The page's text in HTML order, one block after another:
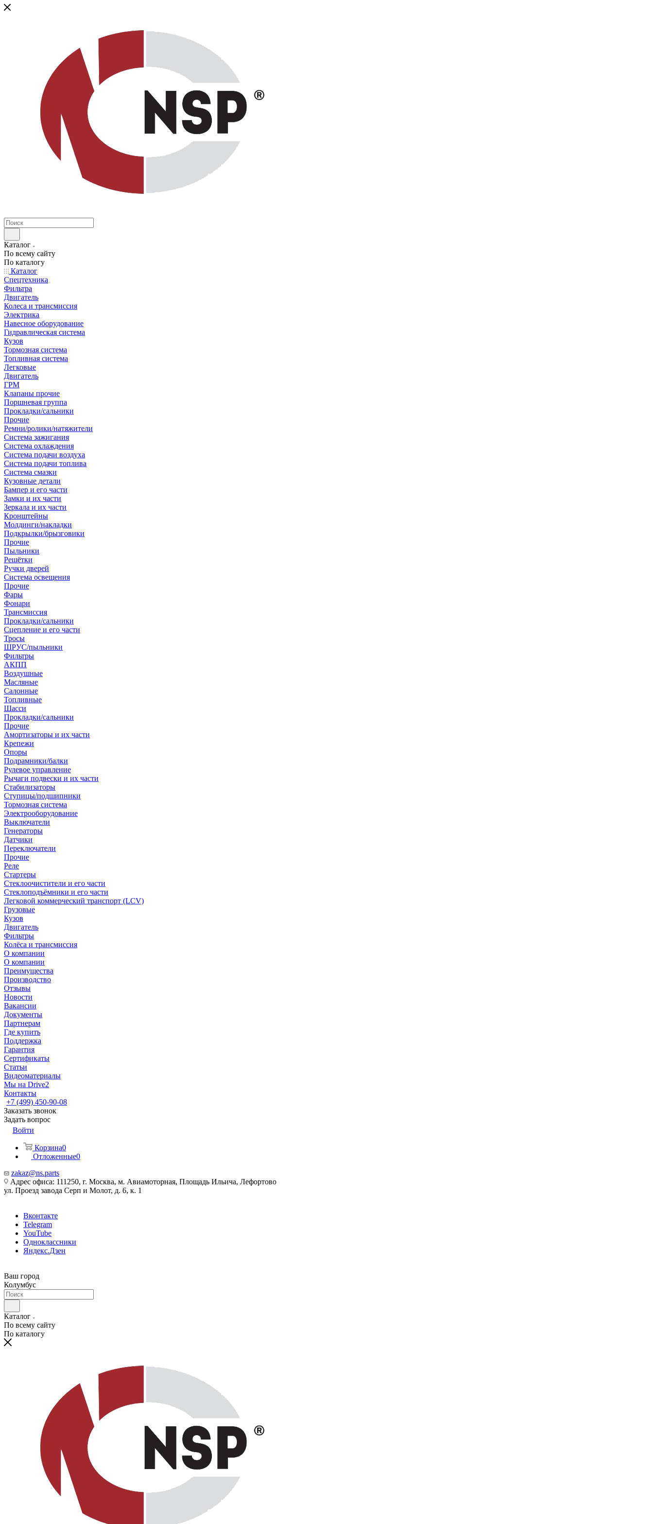
Каталог
По всему сайту
По каталогу
Каталог
Спецтехника
Фильтра
Двигатель
Колеса и трансмиссия
Электрика
Навесное оборудование
Гидравлическая система
Кузов
Тормозная система
Топливная система
Легковые
Двигатель
ГРМ
Клапаны прочие
Поршневая группа
Прокладки/сальники
Прочие
Ремни/ролики/натяжители
Система зажигания
Система охлаждения
Система подачи воздуха
Система подачи топлива
Система смазки
Кузовные детали
Бампер и его части
Замки и их части
Зеркала и их части
Кронштейны
Молдинги/накладки
Подкрылки/брызговики
Прочие
Пыльники
Решётки
Ручки дверей
Система освещения
Прочие
Фары
Фонари
Трансмиссия
Прокладки/сальники
Сцепление и его части
Тросы
ШРУС/пыльники
Фильтры
АКПП
Воздушные
Масляные
Салонные
Топливные
Шасси
Прокладки/сальники
Прочие
Амортизаторы и их части
Крепежи
Опоры
Подрамники/балки
Рулевое управление
Рычаги подвески и их части
Стабилизаторы
Ступицы/подшипники
Тормозная система
Электрооборудование
Выключатели
Генераторы
Датчики
Переключатели
Прочие
Реле
Стартеры
Стеклоочистители и его части
Стеклоподъёмники и его части
Легковой коммерческий транспорт (LCV)
Грузовые
Кузов
Двигатель
Фильтры
Колёса и трансмиссия
О компании
О компании
Преимущества
Производство
Отзывы
Новости
Вакансии
Документы
Партнерам
Где купить
Поддержка
Гарантия
Сертификаты
Статьи
Видеоматериалы
Мы на Drive2
Контакты
+7 (499) 450-90-08
Заказать звонок
Задать вопрос
Войти
Корзина0
Отложенные0
zakaz@ns.parts
Адрес офиса: 111250, г. Москва, м. Авиамоторная, Площадь Ильича, Лефортово
ул. Проезд завода Серп и Молот, д. 6, к. 1
Вконтакте
Telegram
YouTube
Одноклассники
Яндекс.Дзен
Ваш город
Колумбус
Каталог
По всему сайту
По каталогу